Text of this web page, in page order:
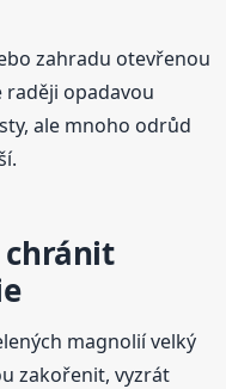
zahradu otevřenou
raději opadavou
ale mnoho odrůd
chránit
magnolií velký
zakořenit, vyzrát